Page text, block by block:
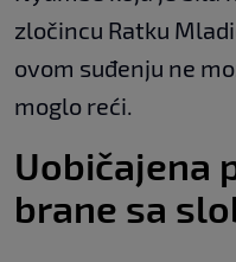
zločincu Ratku
ovom suđenju ne
moglo reći.
Uobičajena
brane sa